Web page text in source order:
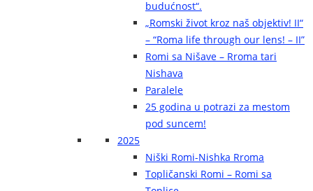
budućnost“.
„Romski život kroz naš objektiv! II“
– “Roma life through our lens! – II”
Romi sa Nišave – Rroma tari
Nishava
Paralele
25 godina u potrazi za mestom
pod suncem!
2025
Niški Romi-Nishka Rroma
Topličanski Romi – Romi sa